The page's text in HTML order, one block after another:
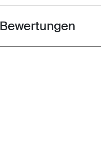
Toggle overview
Bewertungen